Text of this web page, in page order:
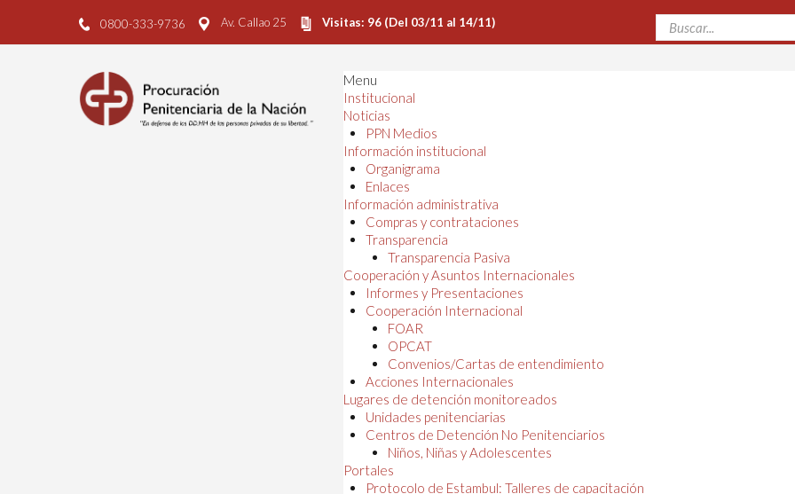
0800-333-9736 Av. Callao 25 Visitas: 96 (Del 03/11 al 14/11)
Menu
Institucional
Noticias
PPN Medios
Información institucional
Organigrama
Enlaces
Información administrativa
Compras y contrataciones
Transparencia
Transparencia Pasiva
Cooperación y Asuntos Internacionales
Informes y Presentaciones
Cooperación Internacional
FOAR
OPCAT
Convenios/Cartas de entendimiento
Acciones Internacionales
Lugares de detención monitoreados
Unidades penitenciarias
Centros de Detención No Penitenciarios
Niños, Niñas y Adolescentes
Portales
Protocolo de Estambul: Talleres de capacitación